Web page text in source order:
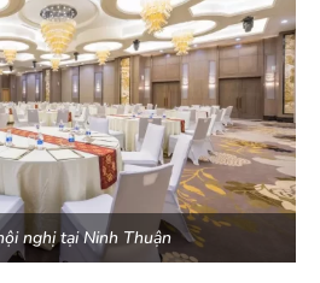
nghị tại Ninh Thuận